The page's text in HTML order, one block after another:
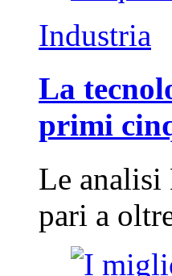
Industria
La
primi
Le analisi
pari a